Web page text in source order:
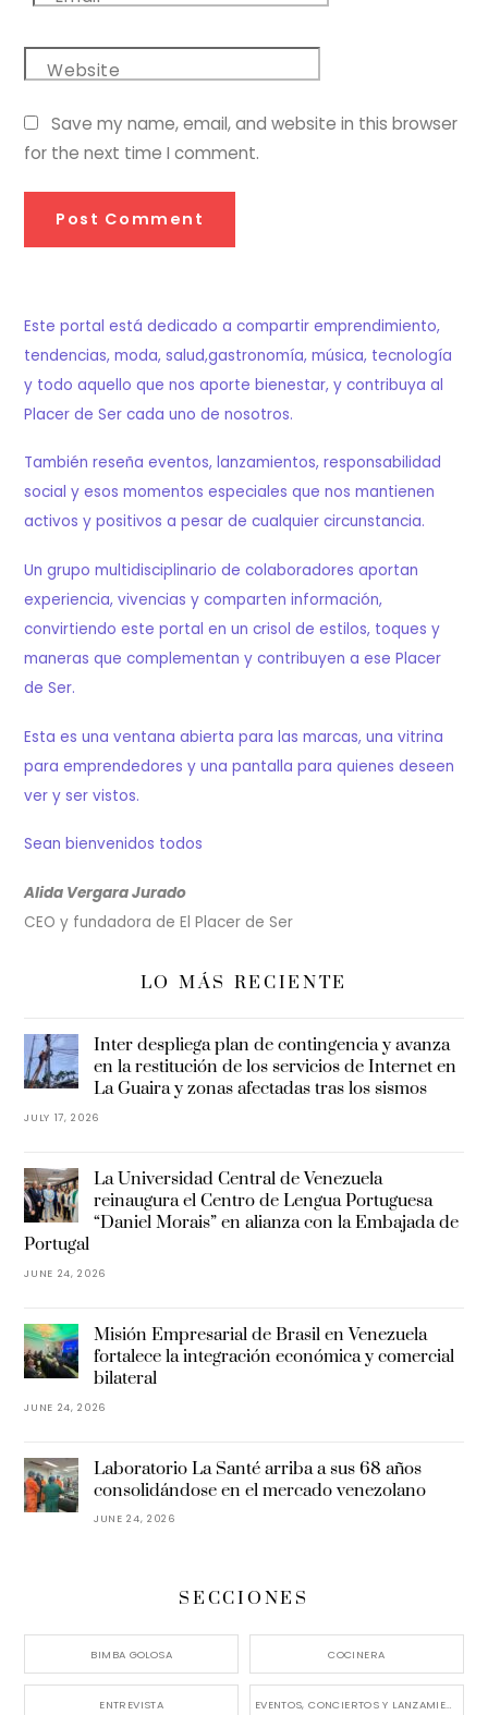
Website
Save my name, email, and website in this browser
for the next time I comment.
Este portal está dedicado a compartir emprendimiento,
tendencias, moda, salud,gastronomía, música, tecnología
y todo aquello que nos aporte bienestar, y contribuya al
Placer de Ser cada uno de nosotros.
También reseña eventos, lanzamientos, responsabilidad
social y esos momentos especiales que nos mantienen
activos y positivos a pesar de cualquier circunstancia.
Un grupo multidisciplinario de colaboradores aportan
experiencia, vivencias y comparten información,
convirtiendo este portal en un crisol de estilos, toques y
maneras que complementan y contribuyen a ese Placer
de Ser.
Esta es una ventana abierta para las marcas, una vitrina
para emprendedores y una pantalla para quienes deseen
ver y ser vistos.
Sean bienvenidos todos
Alida Vergara Jurado
CEO y fundadora de El Placer de Ser
LO MÁS RECIENTE
Inter despliega plan de contingencia y avanza
en la restitución de los servicios de Internet en
La Guaira y zonas afectadas tras los sismos
JULY 17, 2026
La Universidad Central de Venezuela
reinaugura el Centro de Lengua Portuguesa
“Daniel Morais” en alianza con la Embajada de
Portugal
JUNE 24, 2026
Misión Empresarial de Brasil en Venezuela
fortalece la integración económica y comercial
bilateral
JUNE 24, 2026
Laboratorio La Santé arriba a sus 68 años
consolidándose en el mercado venezolano
JUNE 24, 2026
SECCIONES
BIMBA GOLOSA COCINERA
ENTREVISTA EVENTOS, CONCIERTOS Y LANZAMIENTOS